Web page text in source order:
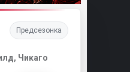
Предсезонка
Чикаго